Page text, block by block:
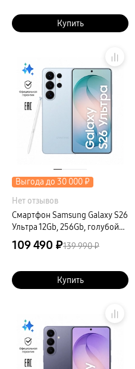
Купить
Выгода до 30 000 ₽
Нет отзывов
Смартфон Samsung Galaxy S26
Ультра 12Gb, 256Gb, голубой
(РСТ)
109 490 ₽139 990 ₽
Купить